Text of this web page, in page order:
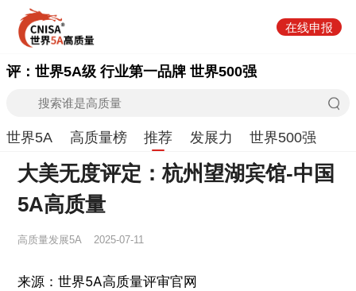
在线申报
评：世界5A级 行业第一品牌 世界500强
世界5A 高质量榜 推荐 发展力 世界500强
大美无度评定：杭州望湖宾馆-中国
5A高质量
高质量发展5A 2025-07-11
来源：世界5A高质量评审官网